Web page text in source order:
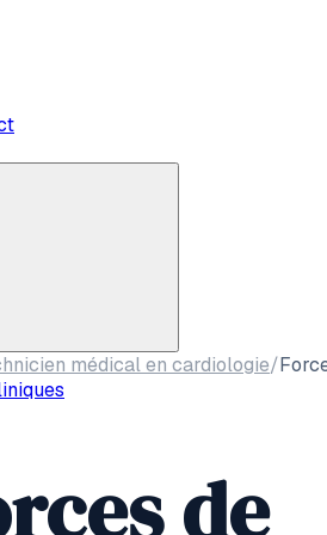
médical en cardiologie/
de